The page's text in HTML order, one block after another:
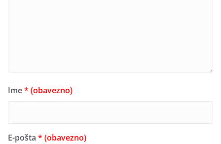
Ime* (obavezno)
E-pošta * (obavezno)